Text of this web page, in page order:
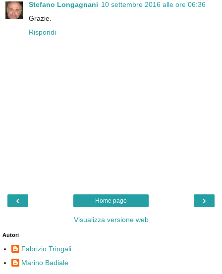
Stefano Longagnani 10 settembre 2016 alle ore 06:36
Grazie.
Rispondi
‹ ›
Home page
Visualizza versione web
Autori
Fabrizio Tringali
Marino Badiale